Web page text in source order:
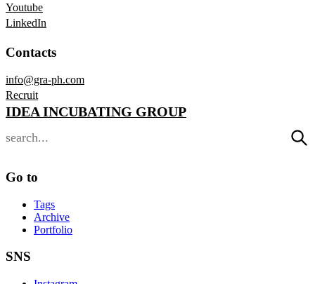
Youtube
LinkedIn
Contacts
info@gra-ph.com
Recruit
IDEA INCUBATING GROUP
Go to
Tags
Archive
Portfolio
SNS